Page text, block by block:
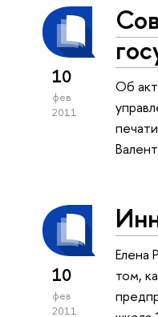
10
фев
2011
Об
10
фев
2011
Елена
том,